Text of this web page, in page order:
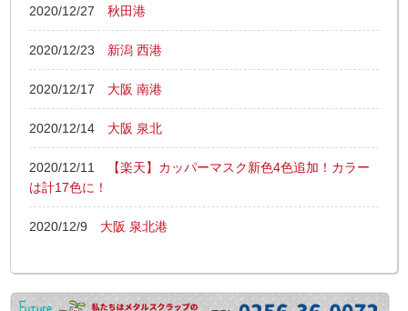
2020/12/27 秋田港
2020/12/23 新潟 西港
2020/12/17 大阪 南港
2020/12/14 大阪 泉北
2020/12/11
【楽天】カッパーマスク新色4色追加！カラー
は計17色に！
2020/12/9 大阪 泉北港